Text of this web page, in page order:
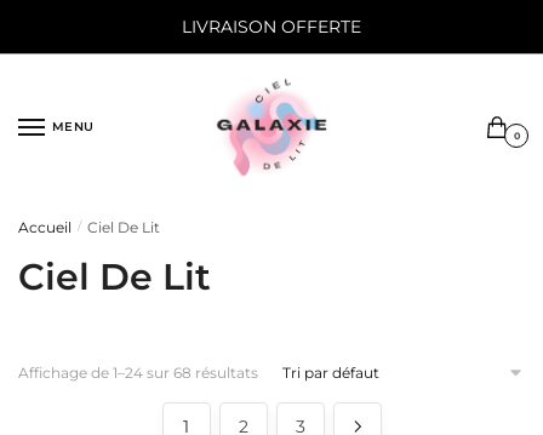
LIVRAISON OFFERTE
MENU
0
Accueil / Ciel De Lit
Ciel De Lit
Affichage de 1–24 sur 68 résultats
1 2 3